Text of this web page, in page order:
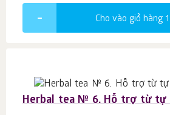
Cho vào giỏ hàng 1
Herbal tea № 6. Hỗ trợ từ tự